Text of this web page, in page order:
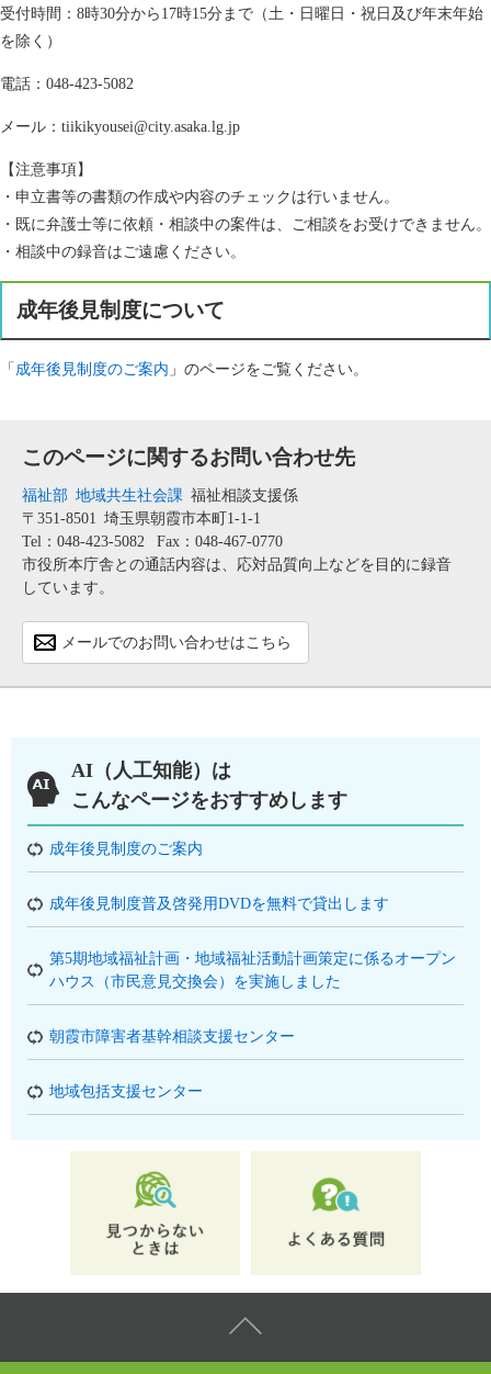
受付時間：8時30分から17時15分まで（土・日曜日・祝日及び年末年始
を除く）
電話：048-423-5082
メール：tiikikyousei@city.asaka.lg.jp
【注意事項】
・申立書等の書類の作成や内容のチェックは行いません。
・既に弁護士等に依頼・相談中の案件は、ご相談をお受けできません。
・相談中の録音はご遠慮ください。
成年後見制度について
「 成年後見制度のご案内 」のページをご覧ください。
このページに関するお問い合わせ先
福祉部 地域共生社会課 福祉相談支援係
〒351-8501 埼玉県朝霞市本町1-1-1
Tel：048-423-5082
Fax：048-467-0770
市役所本庁舎との通話内容は、応対品質向上などを目的に録音
しています。
メールでのお問い合わせはこちら
AI（人工知能）は
こんなページをおすすめします
成年後見制度のご案内
成年後見制度普及啓発用DVDを無料で貸出します
第5期地域福祉計画・地域福祉活動計画策定に係るオープン
ハウス（市民意見交換会）を実施しました
朝霞市障害者基幹相談支援センター
地域包括支援センター